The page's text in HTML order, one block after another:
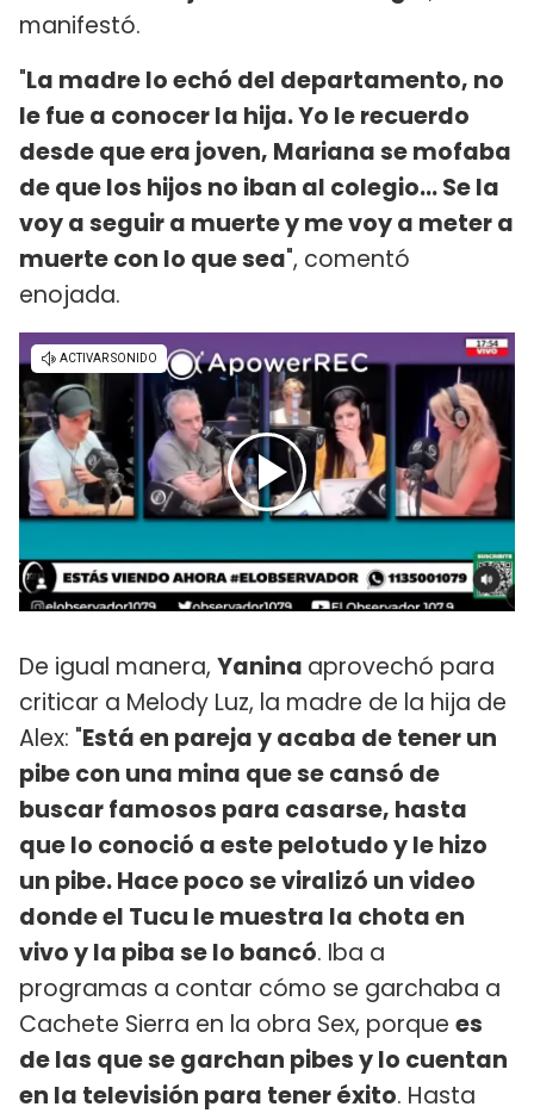
manifestó.
"La madre lo echó del departamento, no
le fue a conocer la hija. Yo le recuerdo
desde que era joven, Mariana se mofaba
de que los hijos no iban al colegio... Se la
voy a seguir a muerte y me voy a meter a
muerte con lo que sea", comentó
enojada.
De igual manera, Yanina aprovechó para
criticar a Melody Luz, la madre de la hija de
Alex: "Está en pareja y acaba de tener un
pibe con una mina que se cansó de
buscar famosos para casarse, hasta
que lo conoció a este pelotudo y le hizo
un pibe. Hace poco se viralizó un video
donde el Tucu le muestra la chota en
vivo y la piba se lo bancó. Iba a
programas a contar cómo se garchaba a
Cachete Sierra en la obra Sex, porque es
de las que se garchan pibes y lo cuentan
en la televisión para tener éxito. Hasta